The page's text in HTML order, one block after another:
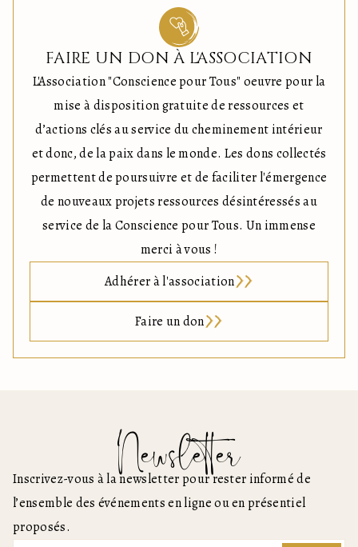
FAIRE UN DON À L'ASSOCIATION
L'Association "Conscience pour Tous" oeuvre pour la
mise à disposition gratuite de ressources et
d’actions clés au service du cheminement intérieur
et donc, de la paix dans le monde. Les dons collectés
permettent de poursuivre et de faciliter l'émergence
de nouveaux projets ressources désintéressés au
service de la Conscience pour Tous. Un immense
merci à vous !
Adhérer à l'association
Faire un don
Newsletter
Inscrivez-vous à la newsletter pour rester informé de
l’ensemble des événements en ligne ou en présentiel
proposés.